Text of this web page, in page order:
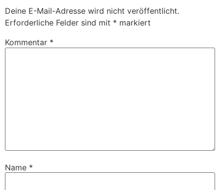
Deine E-Mail-Adresse wird nicht veröffentlicht.
Erforderliche Felder sind mit * markiert
Kommentar *
Name *